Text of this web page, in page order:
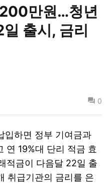
만원…청년
출시, 금리
0
입하면 정부 기여금과
연 19%대 단리 적금 효
적금이 다음달 22일 출
취급기관의 금리를 은